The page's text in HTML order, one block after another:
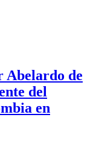
Abelardo de
del
en